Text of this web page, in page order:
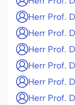
Herr Prof.
Herr Prof.
Herr Prof.
Herr Prof.
Herr Prof.
Herr Prof.